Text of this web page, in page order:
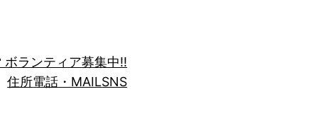
ボランティア募集中!!
住所電話・MAILSNS